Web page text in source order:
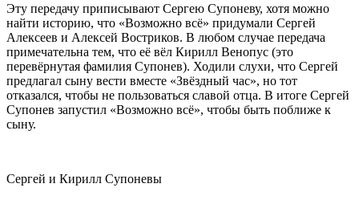
Эту передачу приписывают Сергею Супоневу, хотя можно
найти историю, что «Возможно всё» придумали Сергей
Алексеев и Алексей Востриков. В любом случае передача
примечательна тем, что её вёл Кирилл Венопус (это
перевёрнутая фамилия Супонев). Ходили слухи, что Сергей
предлагал сыну вести вместе «Звёздный час», но тот
отказался, чтобы не пользоваться славой отца. В итоге Сергей
Супонев запустил «Возможно всё», чтобы быть поближе к
сыну.
Сергей и Кирилл Супоневы